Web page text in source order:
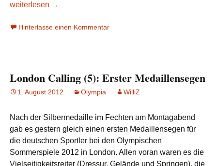
weiterlesen →
Hinterlasse einen Kommentar
London Calling (5): Erster Medaillensegen
1. August 2012 Olympia WilliZ
Nach der Silbermedaille im Fechten am Montagabend
gab es gestern gleich einen ersten Medaillensegen für
die deutschen Sportler bei den Olympischen
Sommerspiele 2012 in London. Allen voran waren es die
Vielseitigkeitsreiter (Dressur, Gelände und Springen), die